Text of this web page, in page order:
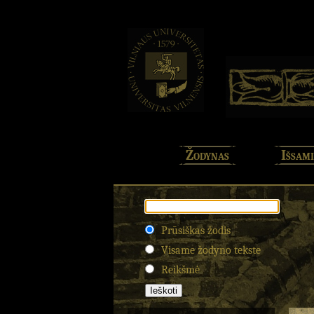
Žodynas
Prūsiškas žodis
Visame žodyno tekste
Reikšmė